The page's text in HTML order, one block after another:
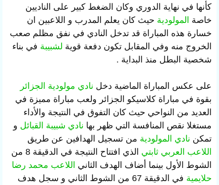
كأنها في نهاية الدوري وكان الضغط كبير على الناديين
خاصة المولودية حيث كان يعلم المدرب و اللاعبين ان
خسارة هذه المباراة قد تدخل النادي في نفق مظلم صعب
الخروج منه وفي المقابل تكون دفعة قوية لشبيبة في بناء
شخصية البطل منذ البداية .
على عكس المباراة الماضية دخل نادي مولودية الجزائر
بقوة في مباراة كلاسيكو الجزائر ولعب مباراة مميزة في
العديد من النواحي حيث كان التفوق في النتيجة والأداء
مستغلا نقص المنافسة التي ظهر بها نادي شبيبة القبائل و
تمكن نادي المولودية من تسجيل الهدافين عن طريق
اللاعب العربي ثابتي
الذي افتتاح النتيجة في الدقيقة 8 من
الشوط الأول بينما أضاف الهدف الثاني اللاعب محمد رضا
حلايمية في الدقيقة 67 من الشوط الثاني و سجل هدف